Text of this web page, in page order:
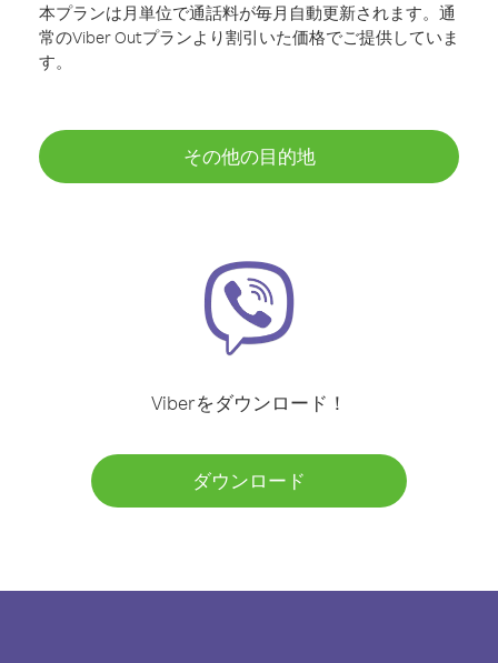
本プランは月単位で通話料が毎月自動更新されます。通
常のViber Outプランより割引いた価格でご提供していま
す。
その他の目的地
Viberをダウンロード！
ダウンロード